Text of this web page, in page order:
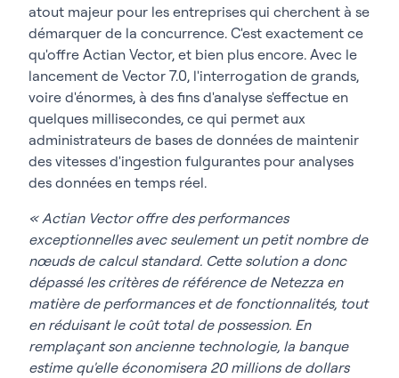
atout majeur pour les entreprises qui cherchent à se
démarquer de la concurrence. C'est exactement ce
qu'offre Actian Vector, et bien plus encore. Avec le
lancement de Vector 7.0, l'interrogation de grands,
voire d'énormes, à des fins d'analyse s'effectue en
quelques millisecondes, ce qui permet aux
administrateurs de bases de données de maintenir
des vitesses d'ingestion fulgurantes pour analyses
des données en temps réel.
« Actian Vector offre des performances
exceptionnelles avec seulement un petit nombre de
nœuds de calcul standard. Cette solution a donc
dépassé les critères de référence de Netezza en
matière de performances et de fonctionnalités, tout
en réduisant le coût total de possession. En
remplaçant son ancienne technologie, la banque
estime qu'elle économisera 20 millions de dollars